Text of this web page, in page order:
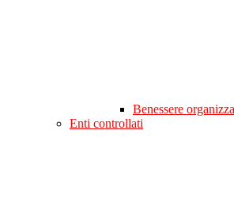
Benessere
Enti controllati